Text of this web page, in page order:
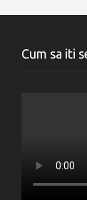
Cum sa iti